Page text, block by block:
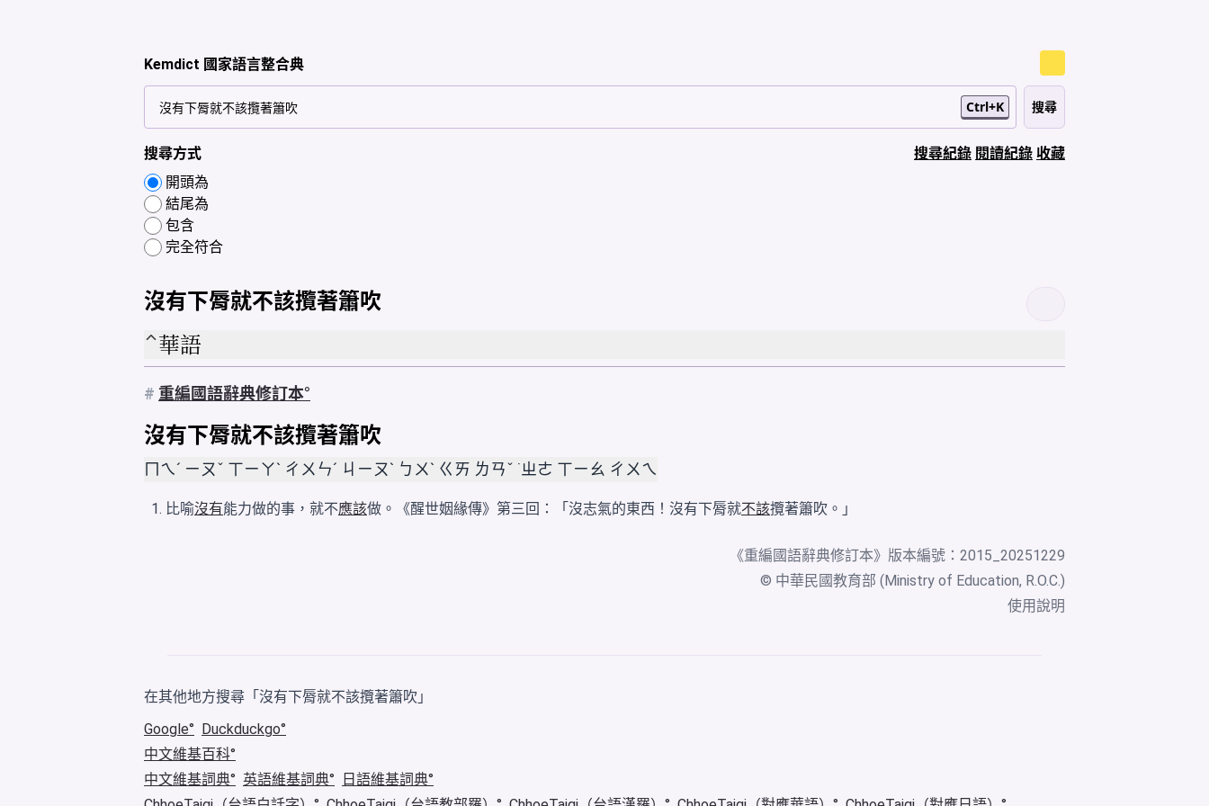
Kemdict 國家語言整合典
Ctrl+K
搜尋方式
開頭為
結尾為
包含
完全符合
搜尋紀錄 閱讀紀錄 收藏
沒有下脣就不該攬著簫吹
華語
# 重編國語辭典修訂本
沒有下脣就不該攬著簫吹
ㄇㄟˊ ㄧㄡˇ ㄒㄧㄚˋ ㄔㄨㄣˊ ㄐㄧㄡˋ ㄅㄨˋ ㄍㄞ ㄌㄢˇ ˙ㄓㄜ ㄒㄧㄠ ㄔㄨㄟ
比喻沒有能力做的事，就不應該做。《醒世姻緣傳》第三回：「沒志氣的東西！沒有下脣就不該攬著簫吹。」
《重編國語辭典修訂本》版本編號：2015_20251229
© 中華民國教育部 (Ministry of Education, R.O.C.)
使用說明
在其他地方搜尋「沒有下脣就不該攬著簫吹」
Google
Duckduckgo
中文維基百科
中文維基詞典
英語維基詞典
日語維基詞典